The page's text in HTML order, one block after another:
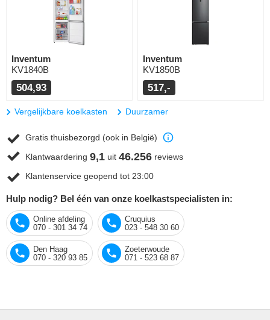
Inventum
KV1840B
504,93
Inventum
KV1850B
517,-
Vergelijkbare koelkasten Duurzamer
Gratis thuisbezorgd (ook in België)
Klantwaardering 9,1 uit 46.256 reviews
Klantenservice geopend tot 23:00
Hulp nodig? Bel één van onze koelkastspecialisten in:
Online afdeling
070 - 301 34 74
Cruquius
023 - 548 30 60
Den Haag
070 - 320 93 85
Zoeterwoude
071 - 523 68 87